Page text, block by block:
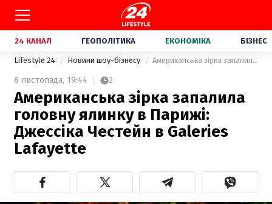
24 КАНАЛ ГЕОПОЛІТИКА ЕКОНОМІКА БІЗНЕС
Lifestyle 24 Новини шоу-бізнесу Американська зірка запалила головну ялинку в Парижі: Джессіка Честейн в Galeries Lafayette
8 листопада, 19:44 2
Американська зірка запалила
головну ялинку в Парижі:
Джессіка Честейн в Galeries
Lafayette